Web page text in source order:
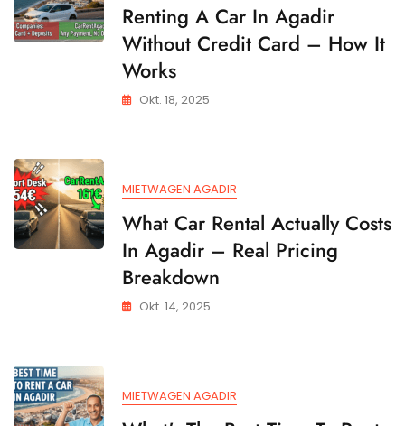
Renting A Car In Agadir
Without Credit Card – How It
Works
Okt. 18, 2025
MIETWAGEN AGADIR
What Car Rental Actually Costs
In Agadir – Real Pricing
Breakdown
Okt. 14, 2025
MIETWAGEN AGADIR